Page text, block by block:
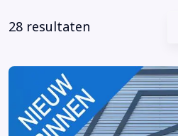
28 resultaten